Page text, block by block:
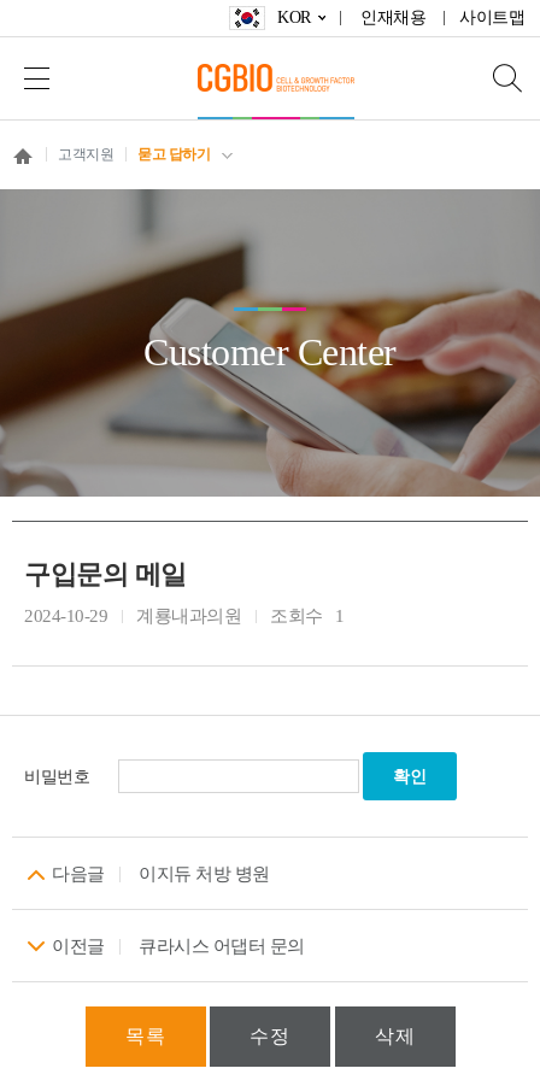
KOR 인재채용 사이트맵
고객지원 묻고 답하기
Customer Center
구입문의 메일
2024-10-29 계룡내과의원 조회수 1
비밀번호
다음글 이지듀 처방 병원
이전글 큐라시스 어댑터 문의
목록 수정 삭제